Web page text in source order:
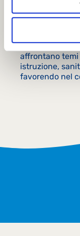
Fondazione
missione di
sviluppo di
affrontano temi
istruzione,
favorendo nel